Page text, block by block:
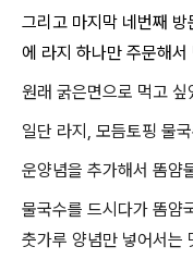
그리고 마지막 네번째
에 라지 하나만 주문해서
원래 굵은면으로 먹고
일단 라지, 모듬토핑 물
운양념을 추가해서 똠얌
물국수를 드시다가 똠얌
춧가루 양념만 넣어서는